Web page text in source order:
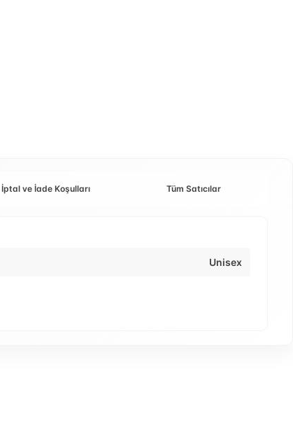
İptal ve İade Koşulları Tüm Satıcılar
Unisex